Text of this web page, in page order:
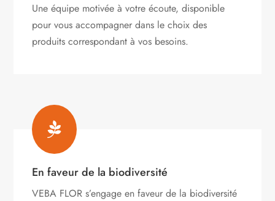
Une équipe motivée à votre écoute, disponible
pour vous accompagner dans le choix des
produits correspondant à vos besoins.

En faveur de la biodiversité
VEBA FLOR s’engageen faveur de la biodiversité